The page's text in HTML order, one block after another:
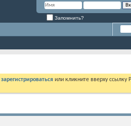
Запомнить?
зарегистрироваться или кликните вверху ссылку